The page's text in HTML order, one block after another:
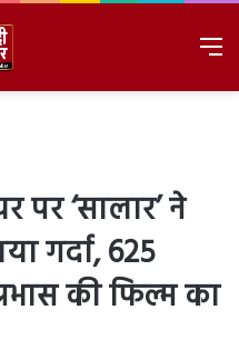
पर ‘सालार’ ने
गर्दा, 625
की फिल्म का